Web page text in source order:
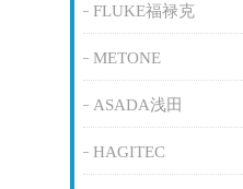
FLUKE福禄克
METONE
ASADA浅田
HAGITEC